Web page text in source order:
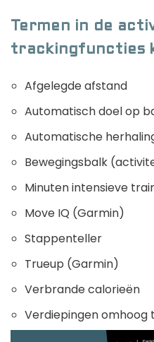
Xiaomi
Termen in de
trackingfuncties
Afgelegde afstand
Automatisch doel op
Automatische
Bewegingsbalk
Minuten intensieve
Move IQ (Garmin)
Stappenteller
Trueup (Garmin)
Verbrande calorieën
Verdiepingen omhoog